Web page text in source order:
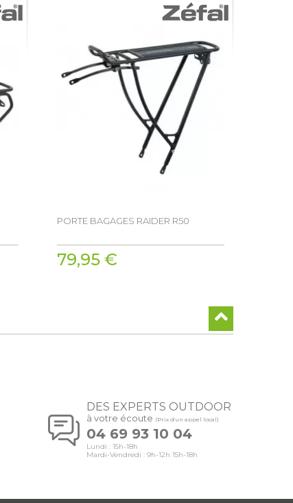
PORTE BAGAGES RAIDER R50
79,95 €
DES EXPERTS OUTDOOR
à votre écoute (Prix d'un appel local)
04 69 93 10 04
Lundi : 15h-18h
Mardi-Vendredi : 9h-12h 15h-18h